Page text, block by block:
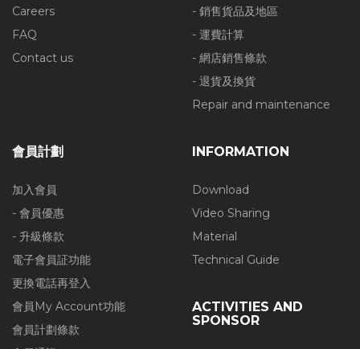
Careers
FAQ
Contact us
- 銷售貨品及地區
- 運費計算
- 網店銷售條款
- 退貨及換貨
Repair and maintenance
會員計劃
加入會員
- 會員優惠
- 升級條款
電子會員証功能
更換電話再登入
會員My Account功能
會員計劃條款
INFORMATION
Download
Video Sharing
Material
Technical Guide
ACTIVITIES AND
SPONSOR